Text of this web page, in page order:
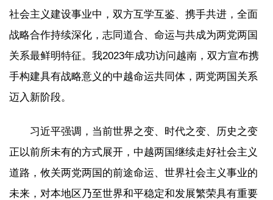
社会主义建设事业中，双方互学互鉴、携手共进，全面
战略合作持续深化，志同道合、命运与共成为两党两国
关系最鲜明特征。我2023年成功访问越南，双方宣布携
手构建具有战略意义的中越命运共同体，两党两国关系
迈入新阶段。
习近平强调，当前世界之变、时代之变、历史之变
正以前所未有的方式展开，中越两国继续走好社会主义
道路，攸关两党两国的前途命运、世界社会主义事业的
未来，对本地区乃至世界和平稳定和发展繁荣具有重要